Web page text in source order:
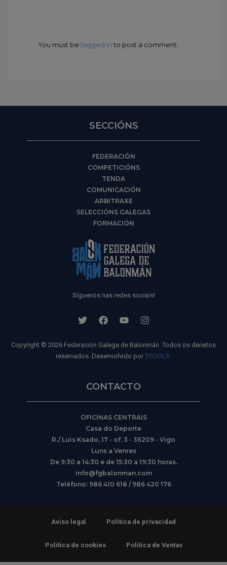
You must be logged in to post a comment.
SECCIÓNS
FEDERACIÓN
COMPETICIÓNS
TENDA
COMUNICACIÓN
ARBITRAXE
SELECCIÓNS GALEGAS
FORMACIÓN
Síguenos nas redes sociais!
Copyright © 2026 Federación Galega de Balonmán. Todos os dereitos
reservados. Desenvolvido por TOOOLS
CONTACTO
OFICINAS CENTRAIS
Casa do Deporte
R./ Luis Ksado, 17 - of. 3 - 36209 - Vigo
Luns a Venres
De 9:30 a 14:30 e de 15:30 a 19:30 horas.
info@fgbalonman.com
Teléfono: 986 410 618 / 986 420 176
Aviso legal Política de privacidad
Política de cookies Política de Ventas